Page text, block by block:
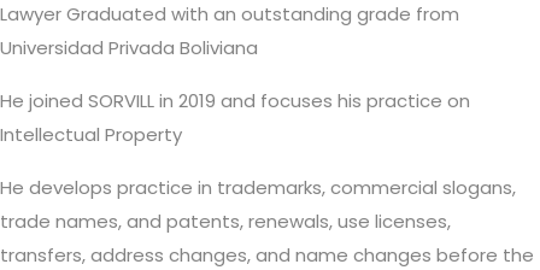
Lawyer Graduated with an outstanding grade from
Universidad Privada Boliviana
He joined SORVILL in 2019 and focuses his practice on
Intellectual Property
He develops practice in trademarks, commercial slogans,
trade names, and patents, renewals, use licenses,
transfers, address changes, and name changes before the